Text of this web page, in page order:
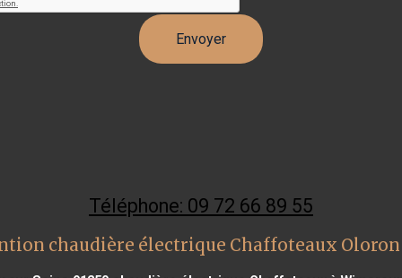
Téléphone: 09 72 66 89 55
chaudière électrique Chaffoteaux